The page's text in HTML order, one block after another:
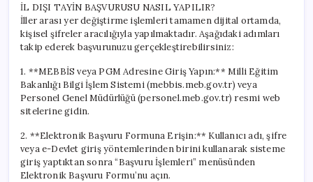
İL DIŞI TAYİN BAŞVURUSU NASIL YAPILIR?
İller arası yer değiştirme işlemleri tamamen dijital ortamda,
kişisel şifreler aracılığıyla yapılmaktadır. Aşağıdaki adımları
takip ederek başvurunuzu gerçekleştirebilirsiniz:
1. **MEBBİS veya PGM Adresine Giriş Yapın:** Milli Eğitim
Bakanlığı Bilgi İşlem Sistemi (mebbis.meb.gov.tr) veya
Personel Genel Müdürlüğü (personel.meb.gov.tr) resmi web
sitelerine gidin.
2. **Elektronik Başvuru Formuna Erişin:** Kullanıcı adı, şifre
veya e-Devlet giriş yöntemlerinden birini kullanarak sisteme
giriş yaptıktan sonra “Başvuru İşlemleri” menüsünden
Elektronik Başvuru Formu’nu açın.